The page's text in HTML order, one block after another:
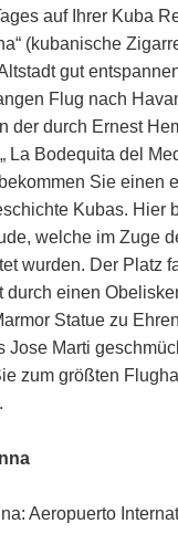
auf Ihrer Kuba
(kubanische
gut
Flug nach
der durch Ernest
La Bodequita del
Sie einen
Kubas. Hier
welche im Zuge
wurden. Der Platz
durch einen
Statue zu
Jose Marti
zum größten
Aeropuerto